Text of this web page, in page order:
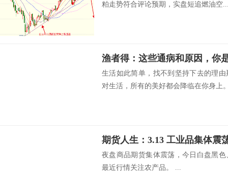
粕走势符合评论预期，实盘短追燃油空
渔者得：这些通病和原因，你
生活如此简单，找不到坚持下去的理
对生活，所有的美好都会降临在你身上
夜盘商品期货集体震荡，今日白盘黑
最近行情关注农产品。 ...